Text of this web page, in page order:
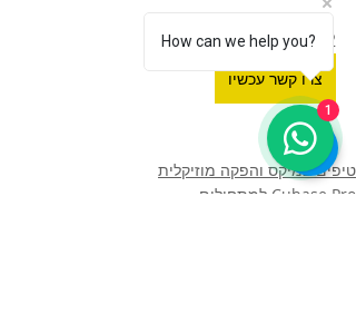
052-2888002
צרו קשר עכשיו
טיפים במיקס והפקה מוזיקלית
Cubase Pro למתחילים
How can we help you?
1